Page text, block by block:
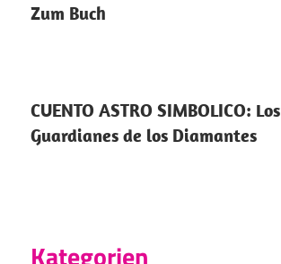
Zum Buch
CUENTO ASTRO SIMBOLICO: Los
Guardianes de los Diamantes
Kategorien